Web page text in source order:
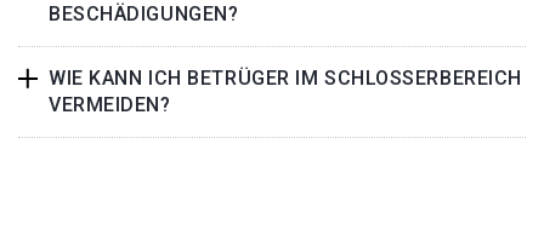
BESCHÄDIGUNGEN?
WIE KANN ICH BETRÜGER IM SCHLOSSERBEREICH
VERMEIDEN?